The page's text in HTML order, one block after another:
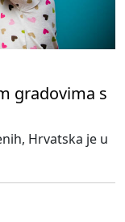
gradovima s
Hrvatska je u